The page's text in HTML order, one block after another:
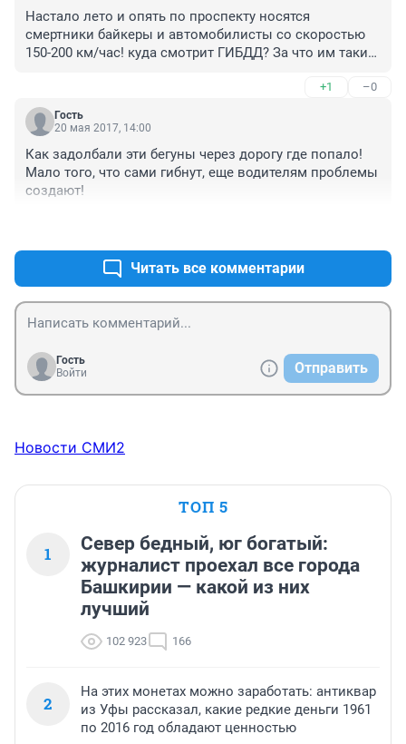
Настало лето и опять по проспекту носятся
смертники байкеры и автомобилисты со скоростью
150-200 км/час! куда смотрит ГИБДД? За что им такие
+1 –0
Гость
20 мая 2017, 14:00
Как задолбали эти бегуны через дорогу где попало!
Мало того, что сами гибнут, еще водителям проблемы
создают!
Читать все комментарии
Гость
Войти
Отправить
Новости СМИ2
ТОП 5
1
Север бедный, юг богатый:
журналист проехал все города
Башкирии — какой из них
лучший
102 923 166
2
На этих монетах можно заработать: антиквар
из Уфы рассказал, какие редкие деньги 1961
по 2016 год обладают ценностью